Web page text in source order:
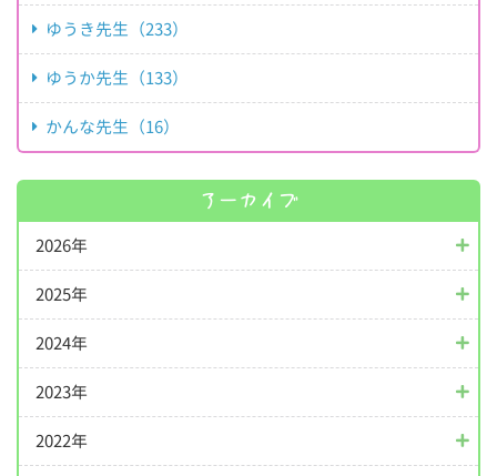
ゆうき先生（233）
ゆうか先生（133）
かんな先生（16）
アーカイブ
2026年
2025年
2024年
2023年
2022年